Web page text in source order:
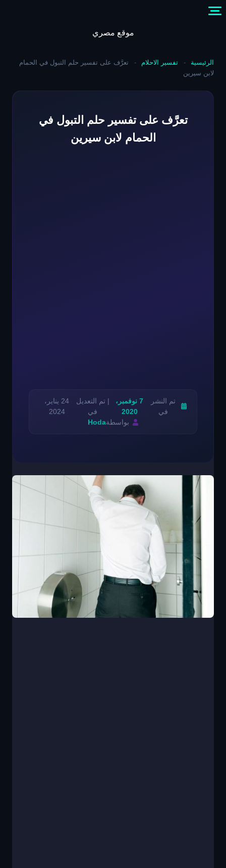
موقع مصري
الرئيسية - تفسير الاحلام -
تعرَّف على تفسير حلم التبول في الحمام
لابن سيرين
تعرَّف على تفسير حلم التبول في
الحمام لابن سيرين
تم النشر
في
7 نوفمبر،
2020
| تم التعديل
في
24 يناير،
2024
بواسطةHoda